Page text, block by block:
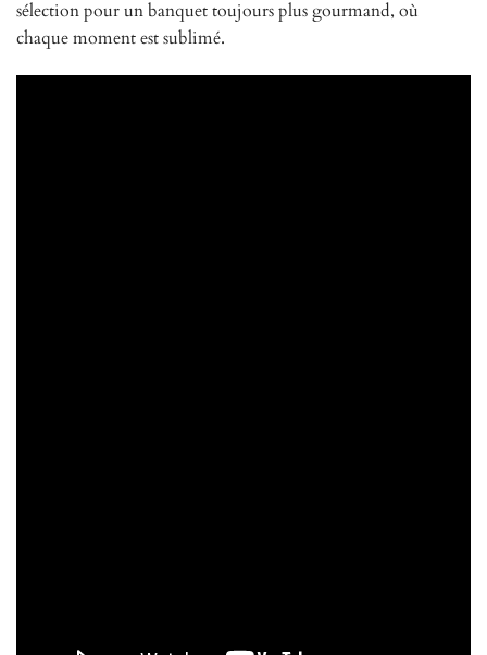
sélection pour un banquet toujours plus gourmand, où
chaque moment est sublimé.